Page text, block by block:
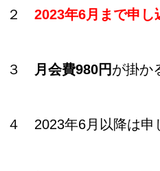
２ 2023年6月まで申し
３ 月会費980円が掛か
４ 2023年6月以降は申